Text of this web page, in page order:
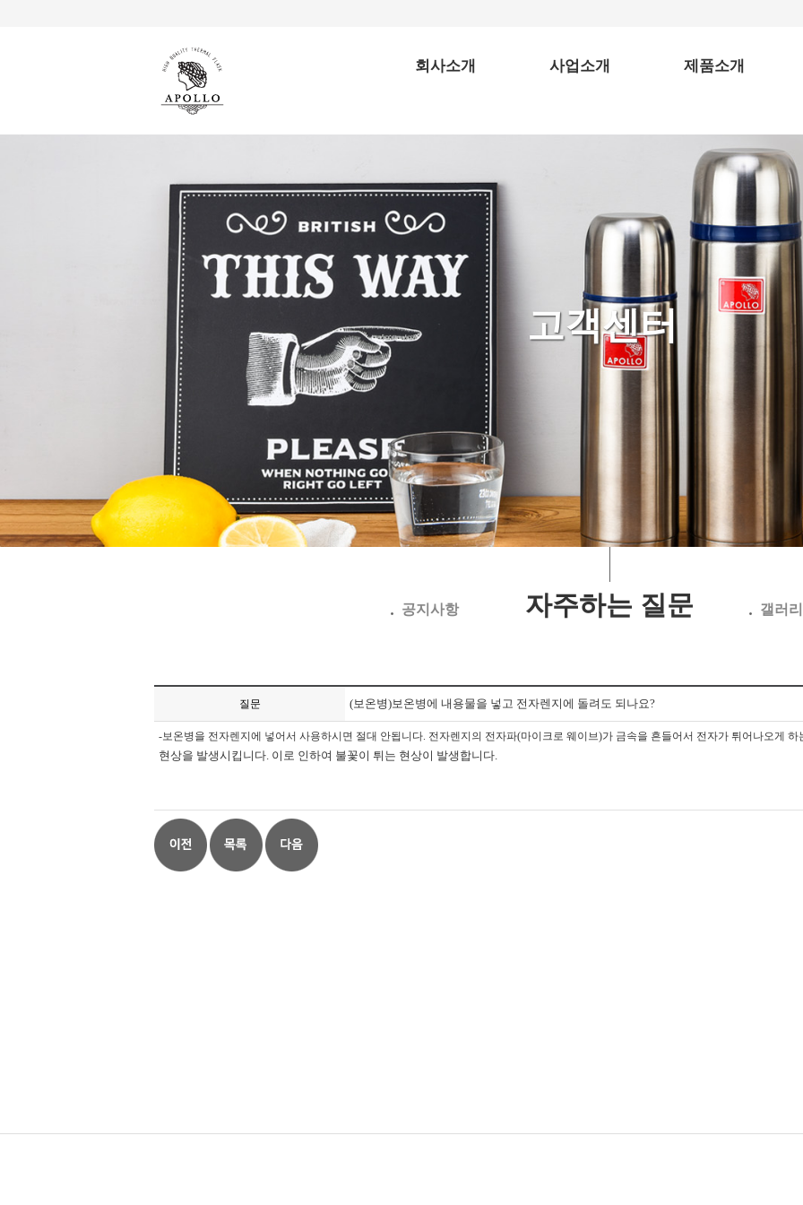
회사소개 사업소개 제품소개
컬러보온병
도시락
텀블러
스텐물병
고객센터
공지사항 자주하는 질문 갤러리
질문 (보온병)보온병에 내용물을 넣고 전자렌지에 돌려도 되나요?
-보온병을 전자렌지에 넣어서 사용하시면 절대 안됩니다. 전자렌지의 전자파(마이크로 웨이브)가 금속을 흔들어서 전자가 튀어나오게 하
현상을 발생시킵니다. 이로 인하여 불꽃이 튀는 현상이 발생합니다.